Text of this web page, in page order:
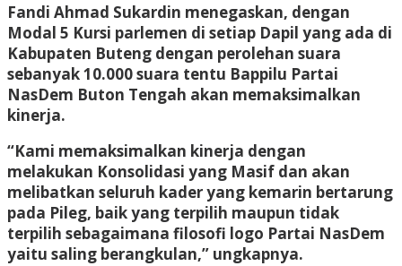
Fandi Ahmad Sukardin menegaskan, dengan
Modal 5 Kursi parlemen di setiap Dapil yang ada di
Kabupaten Buteng dengan perolehan suara
sebanyak 10.000 suara tentu Bappilu Partai
NasDem Buton Tengah akan memaksimalkan
kinerja.
“Kami memaksimalkan kinerja dengan
melakukan Konsolidasi yang Masif dan akan
melibatkan seluruh kader yang kemarin bertarung
pada Pileg, baik yang terpilih maupun tidak
terpilih sebagaimana filosofi logo Partai NasDem
yaitu saling berangkulan,” ungkapnya.